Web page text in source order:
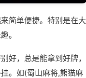
简单便捷。特别是在大
。
好，总是能拿到好牌，
。如(蜀山麻将,熊猫麻